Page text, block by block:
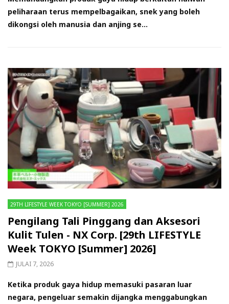
peliharaan terus mempelbagaikan, snek yang boleh
dikongsi oleh manusia dan anjing se...
29TH LIFESTYLE WEEK TOKYO [SUMMER] 2026
Pengilang Tali Pinggang dan Aksesori
Kulit Tulen - NX Corp. [29th LIFESTYLE
Week TOKYO [Summer] 2026]
JULAI 7, 2026
Ketika produk gaya hidup memasuki pasaran luar
negara, pengeluar semakin dijangka menggabungkan